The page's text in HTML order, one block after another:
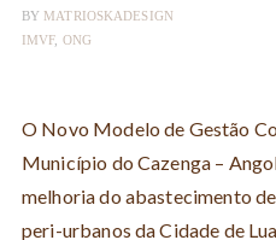
BY MATRIOSKADESIGN
IMVF, ONG
O Novo Modelo de Gestão
Município do Cazenga –
melhoria do abastecimento
peri-urbanos da Cidade de